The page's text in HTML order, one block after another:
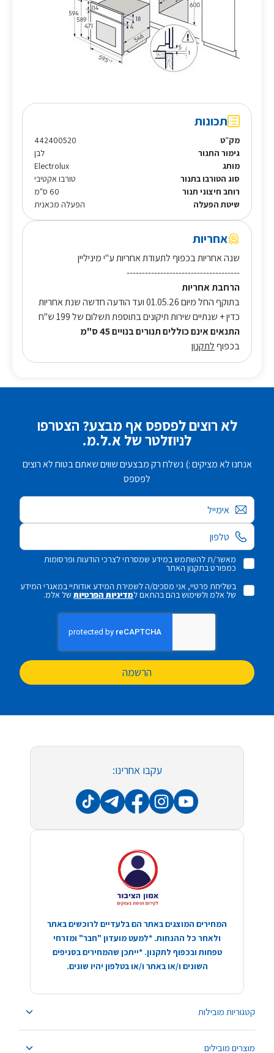
תכונות
מק״ט
442400520
גימור התנור
לבן
מותג
Electrolux
סוג הטורבו בתנור
טורבו אקטיבי
רוחב חיצוני תנור
60 ס"מ
שיטת הפעלה
הפעלה מכאנית
אחריות
שנה אחריות בכפוף לתעודת אחריות ע"י מיניליין
-------------------------------------
הרחבת אחריות
בתוקף החל מיום 01.05.26 ועד הודעה חדשה שנת אחריות
כדין + שנתיים שירות תיקונים בתוספת תשלום של 199 ש"ח
התנאים אינם כוללים תנורים בנויים 45 ס"מ
בכפוףלתקנון
לא רוצים לפספס אף מבצע? הצטרפו
לניוזלטר של א.ל.מ.
אנחנו לא מציקים :) נשלח רק מבצעים שווים שאתם בטוח לא רוצים
לפספס
אימייל
מאשר/ת להשתמש במידע שמסרתי לצרכי הודעות ופרסומות
כמפורט בתקנון האתר
בשליחת פרטיי, אני מסכים/ה לשמירת המידע אודותיי במאגרי המידע
של אלמ ולשימוש בהם בהתאם למדיניות הפרטיותשל אלמ.
הרשמה
קטגוריות מובילות
מוצרים מובילים
עקבו אחרינו:
המחירים המוצגים באתר הם בלעדיים לרוכשים באתר
ולאחר כל ההנחות. *למעט מועדון "חבר" ומזרחי
טפחות ובכפוף לתקנון. *ייתכן שהמחירים בסניפים
השונים ו/או באתר ו/או בטלפון יהיו שונים.